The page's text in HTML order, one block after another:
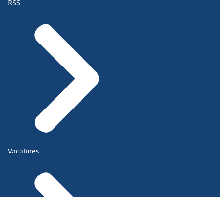
RSS
Vacatures